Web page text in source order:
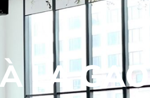
LA GAO